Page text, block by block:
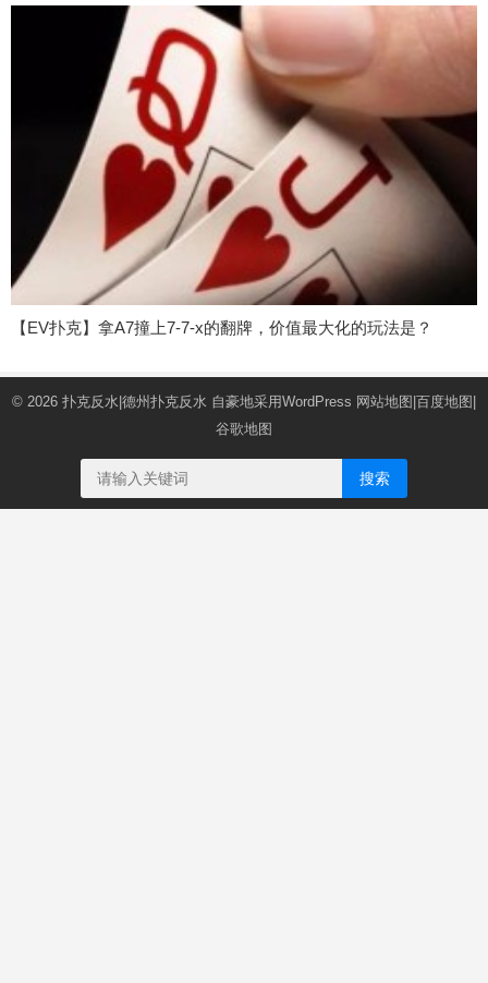
【EV扑克】拿A7撞上7-7-x的翻牌，价值最大化的玩法是？
© 2026 扑克反水|德州扑克反水 自豪地采用WordPress 网站地图 百度地图
谷歌地图
搜索